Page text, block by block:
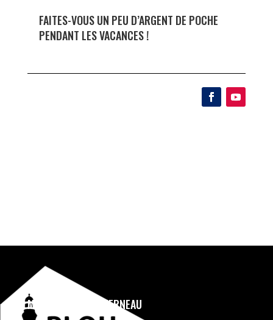
FAITES-VOUS UN PEU D’ARGENT DE POCHE
PENDANT LES VACANCES !
MAIRIE DE PLOUGUERNEAU